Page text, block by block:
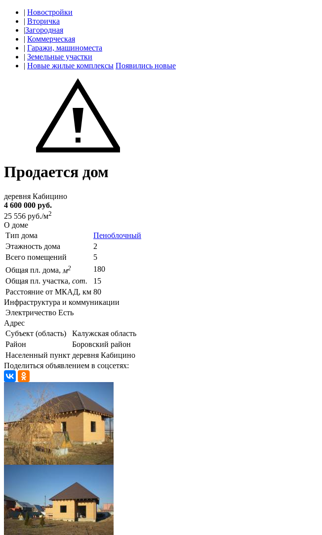
| Новостройки
| Вторичка
|Загородная
| Коммерческая
| Гаражи, машиноместа
| Земельные участки
| Новые жилые комплексы Появились новые
Продается дом
деревня Кабицино
4 600 000 руб.
25 556 руб./м2
О доме
Тип дома
Пеноблочный
Этажность дома
2
Всего помещений
5
Общая пл. дома, м2
180
Общая пл. участка, сот.
15
Расстояние от МКАД, км 80
Инфраструктура и коммуникации
Электричество Есть
Адрес
Субъект (область)
Калужская область
Район
Боровский район
Населенный пункт деревня Кабицино
Поделиться объявлением в соцсетях: